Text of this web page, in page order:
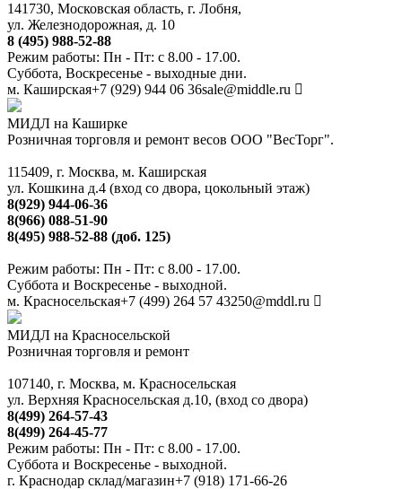
141730, Московская область, г. Лобня,
ул. Железнодорожная, д. 10
8 (495) 988-52-88
Режим работы: Пн - Пт: с 8.00 - 17.00.
Суббота, Воскресенье - выходные дни.
м. Каширская+7 (929) 944 06 36sale@middle.ru
МИДЛ на Каширке
Розничная торговля и ремонт весов ООО "ВесТорг".
115409, г. Москва, м. Каширская
ул. Кошкина д.4 (вход со двора, цокольный этаж)
8(929) 944-06-36
8(966) 088-51-90
8(495) 988-52-88 (доб. 125)
Режим работы: Пн - Пт: с 8.00 - 17.00.
Суббота и Воскресенье - выходной.
м. Красносельская+7 (499) 264 57 43250@mddl.ru
МИДЛ на Красносельской
Розничная торговля и ремонт
107140, г. Москва, м. Красносельская
ул. Верхняя Красносельская д.10, (вход со двора)
8(499) 264-57-43
8(499) 264-45-77
Режим работы: Пн - Пт: с 8.00 - 17.00.
Суббота и Воскресенье - выходной.
г. Краснодар склад/магазин+7 (918) 171-66-26